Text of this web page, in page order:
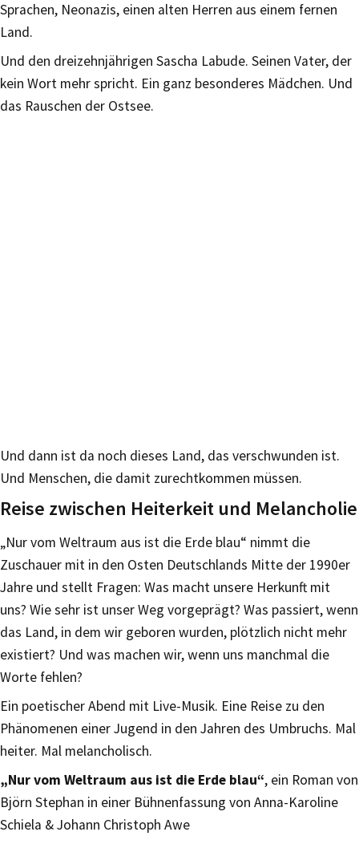
Sprachen, Neonazis, einen alten Herren aus einem fernen
Land.
Und den dreizehnjährigen Sascha Labude. Seinen Vater, der
kein Wort mehr spricht. Ein ganz besonderes Mädchen. Und
das Rauschen der Ostsee.
Und dann ist da noch dieses Land, das verschwunden ist.
Und Menschen, die damit zurechtkommen müssen.
Reise zwischen Heiterkeit und Melancholie
„Nur vom Weltraum aus ist die Erde blau“ nimmt die
Zuschauer mit in den Osten Deutschlands Mitte der 1990er
Jahre und stellt Fragen: Was macht unsere Herkunft mit
uns? Wie sehr ist unser Weg vorgeprägt? Was passiert, wenn
das Land, in dem wir geboren wurden, plötzlich nicht mehr
existiert? Und was machen wir, wenn uns manchmal die
Worte fehlen?
Ein poetischer Abend mit Live-Musik. Eine Reise zu den
Phänomenen einer Jugend in den Jahren des Umbruchs. Mal
heiter. Mal melancholisch.
„Nur vom Weltraum aus ist die Erde blau“, ein Roman von
Björn Stephan in einer Bühnenfassung von Anna-Karoline
Schiela & Johann Christoph Awe